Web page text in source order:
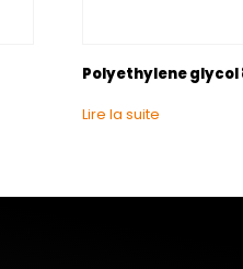
Polyethylene glycol
Lire la suite